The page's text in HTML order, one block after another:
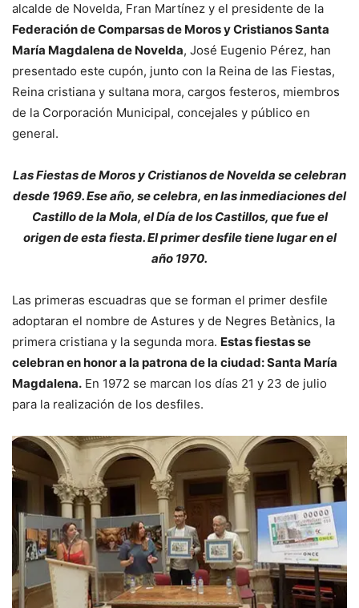
alcalde de Novelda, Fran Martínez y el presidente de la
Federación de Comparsas de Moros y Cristianos Santa
María Magdalena de Novelda, José Eugenio Pérez, han
presentado este cupón, junto con la Reina de las Fiestas,
Reina cristiana y sultana mora, cargos festeros, miembros
de la Corporación Municipal, concejales y público en
general.
Las Fiestas de Moros y Cristianos de Novelda se celebran
desde 1969. Ese año, se celebra, en las inmediaciones del
Castillo de la Mola, el Día de los Castillos, que fue el
origen de esta fiesta. El primer desfile tiene lugar en el
año 1970.
Las primeras escuadras que se forman el primer desfile
adoptaran el nombre de Astures y de Negres Betànics, la
primera cristiana y la segunda mora. Estas fiestas se
celebran en honor a la patrona de la ciudad: Santa María
Magdalena. En 1972 se marcan los días 21 y 23 de julio
para la realización de los desfiles.